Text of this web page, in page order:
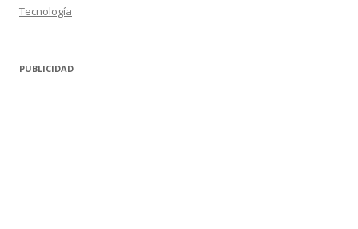
Tecnología
PUBLICIDAD